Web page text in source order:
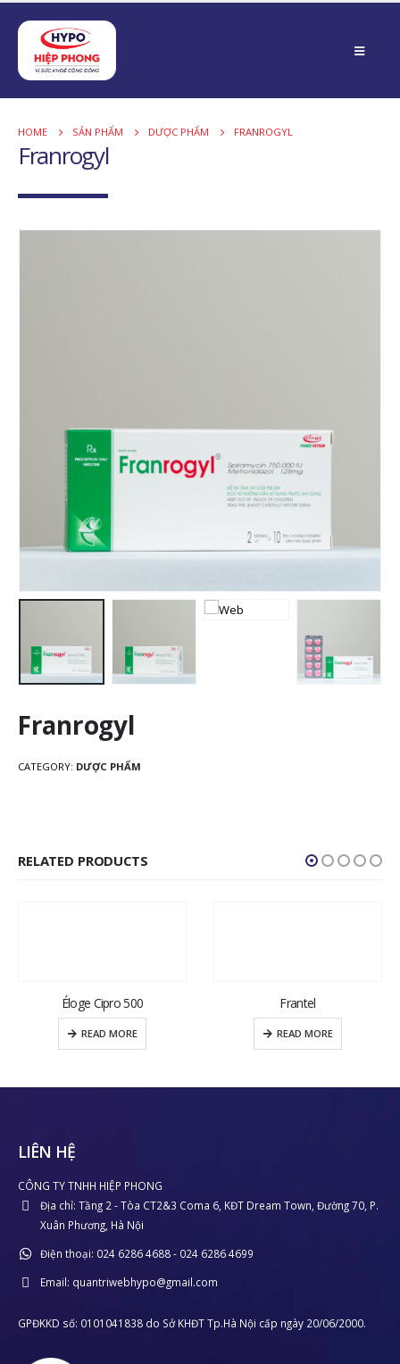
HOME SẢN PHẨM DƯỢC PHẨM FRANROGYL
Franrogyl
Franrogyl
CATEGORY: DƯỢC PHẨM
RELATED PRODUCTS
Éloge Cipro 500
READ MORE
Frantel
READ MORE
LIÊN HỆ
CÔNG TY TNHH HIỆP PHONG
Địa chỉ: Tầng 2 - Tòa CT2&3 Coma 6, KĐT Dream Town, Đường 70, P.
Xuân Phương, Hà Nội
Điện thoại: 024 6286 4688 - 024 6286 4699
Email: quantriwebhypo@gmail.com
GPĐKKD số: 0101041838 do Sở KHĐT Tp.Hà Nội cấp ngày 20/06/2000.